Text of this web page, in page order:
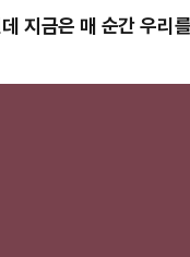
지금은 매 순간 우리